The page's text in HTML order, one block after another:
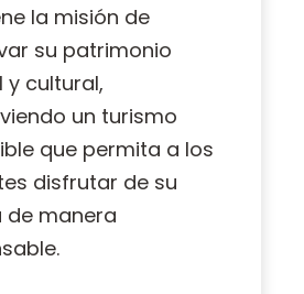
la misión de
su patrimonio
y cultural,
un turismo
que permita a los
disfrutar de su
de manera